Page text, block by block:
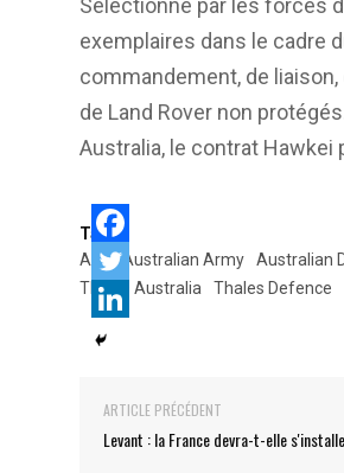
Sélectionné par les forces
exemplaires dans le cadre
commandement, de
de Land Rover non
Australia, le contrat Hawkei
Tags:
ADF
Australian Army Australian
Thales Australia
Thales Defence
ARTICLE PRÉCÉDENT
Levant : la France devra-t-elle